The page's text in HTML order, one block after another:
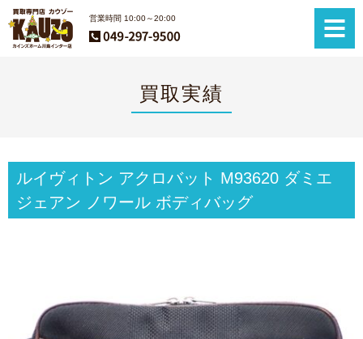
営業時間 10:00～20:00
買取実績
ルイヴィトン アクロバット M93620 ダミエ
ジェアン ノワール ボディバッグ